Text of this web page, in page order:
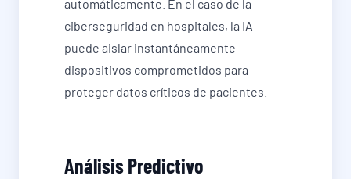
automáticamente. En el caso de la
ciberseguridad en hospitales, la IA
puede aislar instantáneamente
dispositivos comprometidos para
proteger datos críticos de pacientes.
Análisis Predictivo